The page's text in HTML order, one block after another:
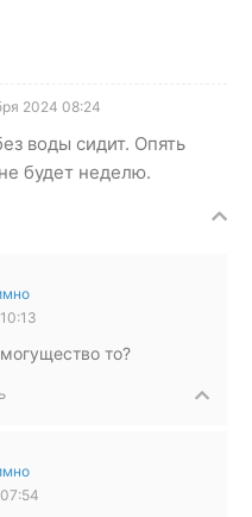
2024 08:24
воды сидит. Опять
будет неделю.
то?